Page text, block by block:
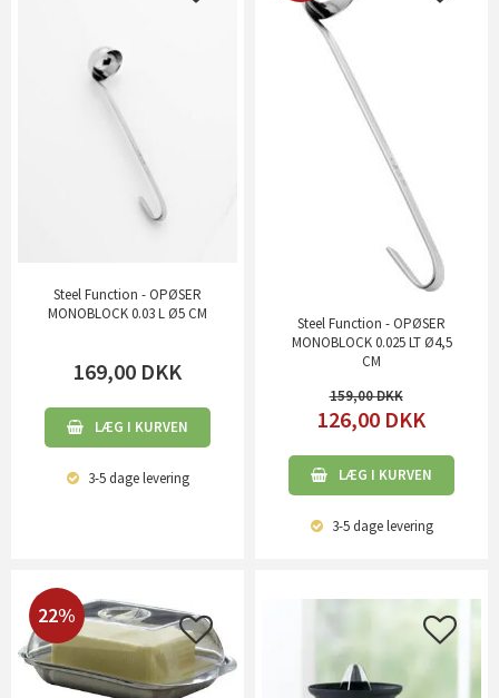
Steel Function - OPØSER
MONOBLOCK 0.03 L Ø5 CM
169,00 DKK
LÆG I KURVEN
3-5 dagelevering
Steel Function - OPØSER
MONOBLOCK 0.025 LT Ø4,5
CM
159,00
126,00 DKK
LÆG I KURVEN
3-5 dagelevering
22%